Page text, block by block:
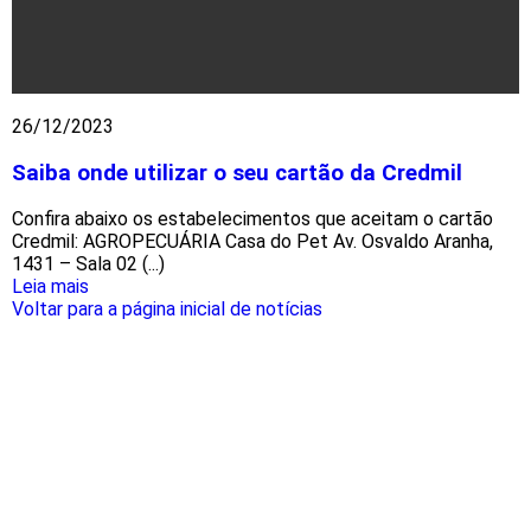
26/12/2023
Saiba onde utilizar o seu cartão da Credmil
Confira abaixo os estabelecimentos que aceitam o cartão
Credmil: AGROPECUÁRIA Casa do Pet Av. Osvaldo Aranha,
1431 – Sala 02 (...)
Leia mais
Voltar para a página inicial de notícias